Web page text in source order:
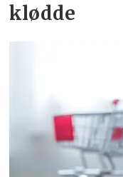
klødde